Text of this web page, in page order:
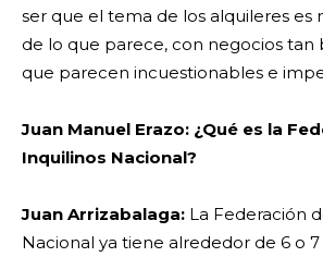
ser que el tema de los alquileres es
de lo que parece, con negocios tan
que parecen incuestionables e
Juan Manuel Erazo: ¿Qué es la
Inquilinos Nacional?
Juan Arrizabalaga: La Federación
Nacional ya tiene alrededor de 6 o 7